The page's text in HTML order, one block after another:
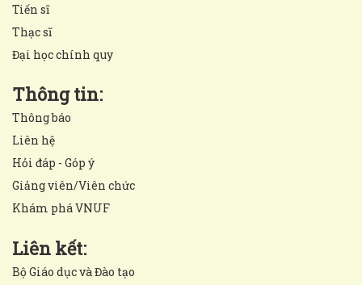
Tiến sĩ
Thạc sĩ
Đại học chính quy
Thông tin:
Thông báo
Liên hệ
Hỏi đáp - Góp ý
Giảng viên/Viên chức
Khám phá VNUF
Liên kết:
Bộ Giáo dục và Đào tạo